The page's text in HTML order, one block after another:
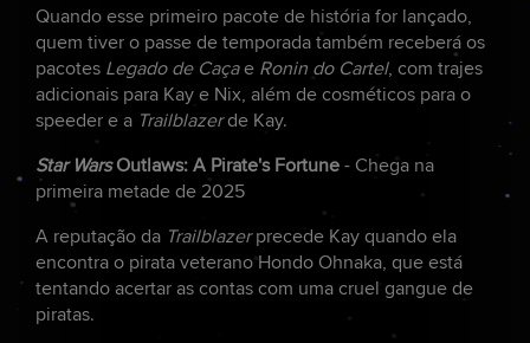
Quando esse primeiro pacote de história for lançado,
quem tiver o passe de temporada também receberá os
pacotes Legado de Caçae Ronin do Cartel, com trajes
adicionais para Kay e Nix, além de cosméticos para o
speeder e a Trailblazerde Kay.
Star WarsOutlaws: A Pirate's Fortune- Chega na
primeira metade de 2025
A reputação da Trailblazerprecede Kay quando ela
encontra o pirata veterano Hondo Ohnaka, que está
tentando acertar as contas com uma cruel gangue de
piratas.